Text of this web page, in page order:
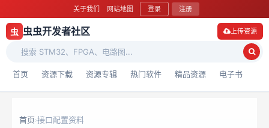
关于我们 网站地图 登录 注册
虫 虫虫开发者社区
首页 资源下载 资源专辑 热门软件 精品资源 电子书
上传资源
首页›接口配置资料